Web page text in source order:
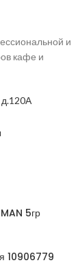
и
кафе и
д.120А
5гр
10906779